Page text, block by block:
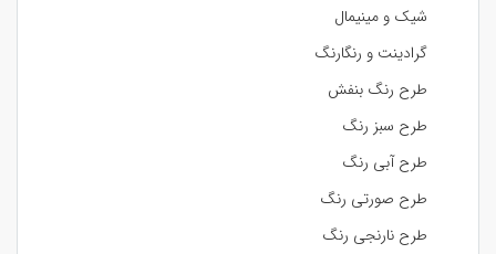
شیک و مینیمال
گرادینت و رنگارنگ
طرح رنگ بنفش
طرح سبز رنگ
طرح آبی رنگ
طرح صورتی رنگ
طرح نارنجی رنگ